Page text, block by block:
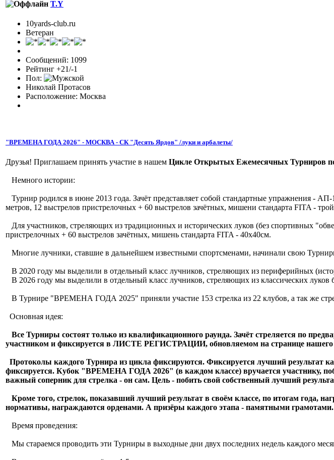
T.Y
10yards-club.ru
Ветеран
Сообщений: 1099
Рейтинг +21/-1
Пол:
Николай Протасов
Расположение: Москва
"ВРЕМЕНА ГОДА 2026" - МОСКВА - СК "Десять Ярдов" /луки и арбалеты/
Друзья! Приглашаем принять участие в нашем Цикле Открытых Ежемесячных Турниров
Немного истории:
Турнир родился в июне 2013 года. Зачёт представляет собой стандартные упражнения -
метров, 12 выстрелов пристрелочных + 60 выстрелов зачётных, мишени стандарта FITA -
Для участников, стреляющих из традиционных и исторических луков (без спортивных
пристрелочных + 60 выстрелов зачётных, мишень стандарта FITA - 40х40см.
Многие лучники, ставшие в дальнейшем известными спортсменами, начинали свою
В 2020 году мы выделили в отдельный класс лучников, стреляющих из периферийных
В 2026 году мы выделили в отдельный класс лучников, стреляющих из классических луков
В Турнире "ВРЕМЕНА ГОДА 2025" приняли участие 153 стрелка из 22 клубов, а так же
Основная идея:
Все Турниры состоят только из квалификационного раунда. Зачёт стреляется по
участником и фиксируется в ЛИСТЕ РЕГИСТРАЦИИ, обновляемом на странице нашего
Протоколы каждого Турнира из цикла фиксируются. Фиксируется лучший
фиксируется. Кубок "ВРЕМЕНА ГОДА 2026" (в каждом классе) вручается участнику,
важный соперник для стрелка - он сам. Цель - побить свой собственный лучший
Кроме того, стрелок, показавший лучший результат в своём классе, по итогам года,
нормативы, награждаются орденами. А призёры каждого этапа - памятными грамотами.
Время проведения:
Мы стараемся проводить эти Турниры в выходные дни двух последних недель каждого